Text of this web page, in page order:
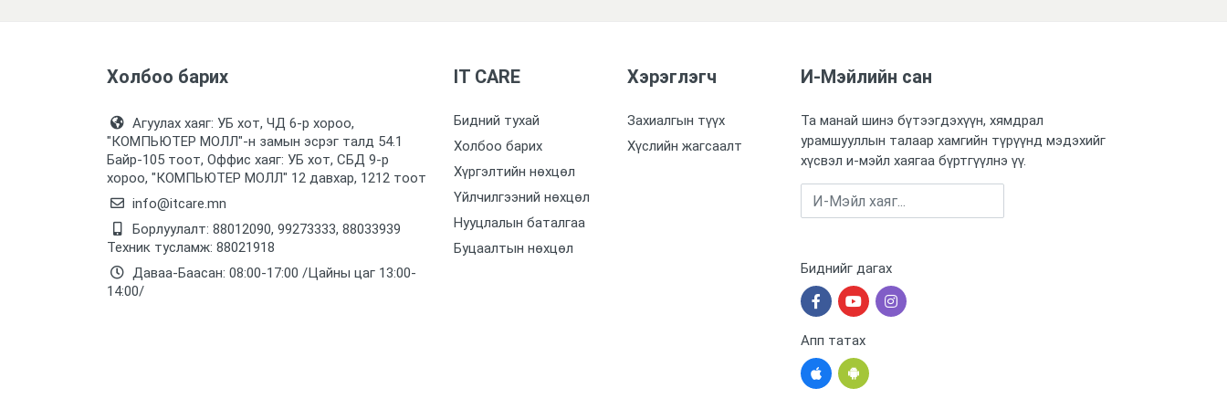
Холбоо барих
Агуулах хаяг: УБ хот, ЧД 6-р хороо,
"КОМПЬЮТЕР МОЛЛ᠌"-н замын эсрэг талд 54.1
Байр-105 тоот, Оффис хаяг: УБ хот, СБД 9-р
хороо, "КОМПЬЮТЕР МОЛЛ᠌" 12 давхар, 1212 тоот
info@itcare.mn
Борлуулалт: 88012090, 99273333, 88033939
Техник тусламж: 88021918
Даваа-Баасан: 08:00-17:00 /Цайны цаг 13:00-
14:00/
IT CARE
Бидний тухай
Холбоо барих
Хүргэлтийн нөхцөл
Үйлчилгээний нөхцөл
Нууцлалын баталгаа
Буцаалтын нөхцөл
Хэрэглэгч
Захиалгын түүх
Хүслийн жагсаалт
И-Мэйлийн сан
Та манай шинэ бүтээгдэхүүн, хямдрал
урамшууллын талаар хамгийн түрүүнд мэдэхийг
хүсвэл и-мэйл хаягаа бүртгүүлнэ үү.
Биднийг дагах
Апп татах